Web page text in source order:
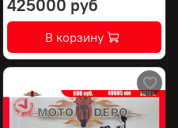
425000 руб
В корзину